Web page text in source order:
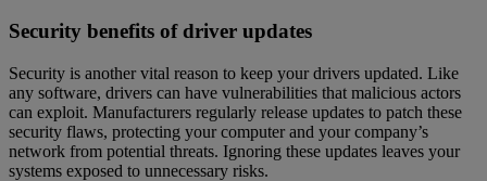
Security benefits of driver updates
Security is another vital reason to keep your drivers updated. Like
any software, drivers can have vulnerabilities that malicious actors
can exploit. Manufacturers regularly release updates to patch these
security flaws, protecting your computer and your company’s
network from potential threats. Ignoring these updates leaves your
systems exposed to unnecessary risks.